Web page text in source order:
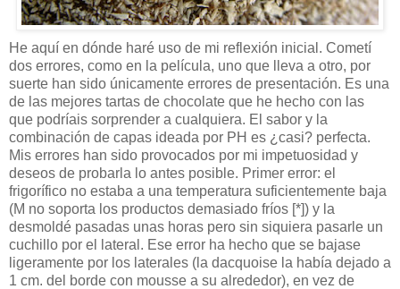
He aquí en dónde haré uso de mi reflexión inicial. Cometí
dos errores, como en la película, uno que lleva a otro, por
suerte han sido únicamente errores de presentación. Es una
de las mejores tartas de chocolate que he hecho con las
que podríais sorprender a cualquiera. El sabor y la
combinación de capas ideada por PH es ¿casi? perfecta.
Mis errores han sido provocados por mi impetuosidad y
deseos de probarla lo antes posible. Primer error: el
frigorífico no estaba a una temperatura suficientemente baja
(M no soporta los productos demasiado fríos [*]) y la
desmoldé pasadas unas horas pero sin siquiera pasarle un
cuchillo por el lateral. Ese error ha hecho que se bajase
ligeramente por los laterales (la dacquoise la había dejado a
1 cm. del borde con mousse a su alrededor), en vez de